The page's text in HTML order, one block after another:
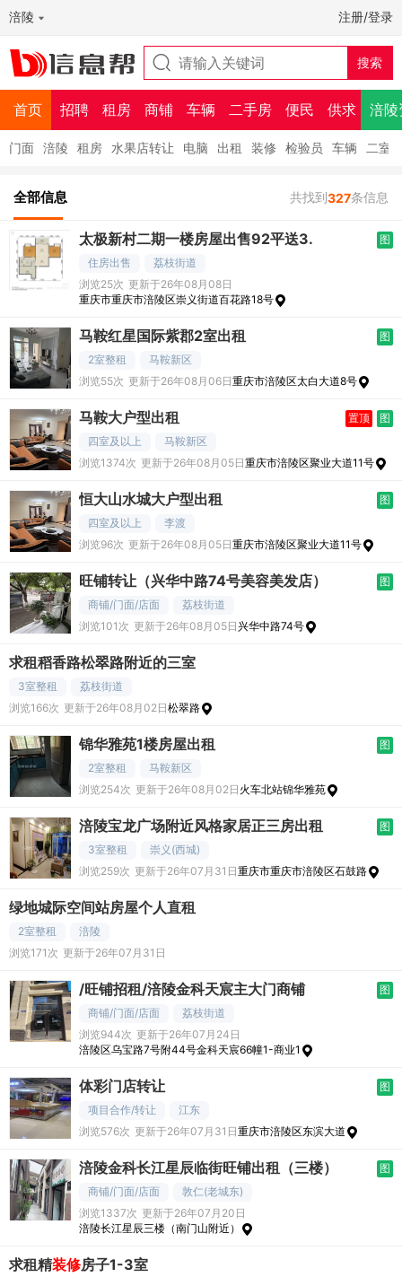
涪陵 注册/登录
首页 招聘 租房 商铺 车辆 二手房 便民 供求 涪陵
门面 涪陵 租房 水果店转让 电脑 出租 装修 检验员 车辆 二室
全部信息 共找到327条信息
太极新村二期一楼房屋出售92平送3.
图
住房出售
荔枝街道
浏览25次 更新于26年08月08日
重庆市重庆市涪陵区崇义街道百花路18号
马鞍红星国际紫郡2室出租
图
2室整租
马鞍新区
浏览55次 更新于26年08月06日重庆市涪陵区太白大道8号
马鞍大户型出租 置顶
图
四室及以上
马鞍新区
浏览1374次 更新于26年08月05日重庆市涪陵区聚业大道11号
恒大山水城大户型出租
图
四室及以上
李渡
浏览96次 更新于26年08月05日重庆市涪陵区聚业大道11号
旺铺转让（兴华中路74号美容美发店）
图
商铺/门面/店面
荔枝街道
浏览101次 更新于26年08月05日兴华中路74号
求租稻香路松翠路附近的三室
3室整租
荔枝街道
浏览166次 更新于26年08月02日松翠路
锦华雅苑1楼房屋出租
图
2室整租
马鞍新区
浏览254次 更新于26年08月02日 火车北站锦华雅苑
涪陵宝龙广场附近风格家居正三房出租
图
3室整租
崇义(西城)
浏览259次 更新于26年07月31日重庆市重庆市涪陵区石鼓路
绿地城际空间站房屋个人直租
2室整租
涪陵
浏览171次 更新于26年07月31日
/旺铺招租/涪陵金科天宸主大门商铺
图
商铺/门面/店面
荔枝街道
浏览944次 更新于26年07月24日
涪陵区乌宝路7号附44号金科天宸66幢1-商业1
体彩门店转让
图
项目合作/转让
江东
浏览576次 更新于26年07月31日重庆市涪陵区东滨大道
涪陵金科长江星辰临街旺铺出租（三楼）
图
商铺/门面/店面
敦仁(老城东)
浏览1337次 更新于26年07月20日
涪陵长江星辰三楼（南门山附近）
求租精装修房子1-3室